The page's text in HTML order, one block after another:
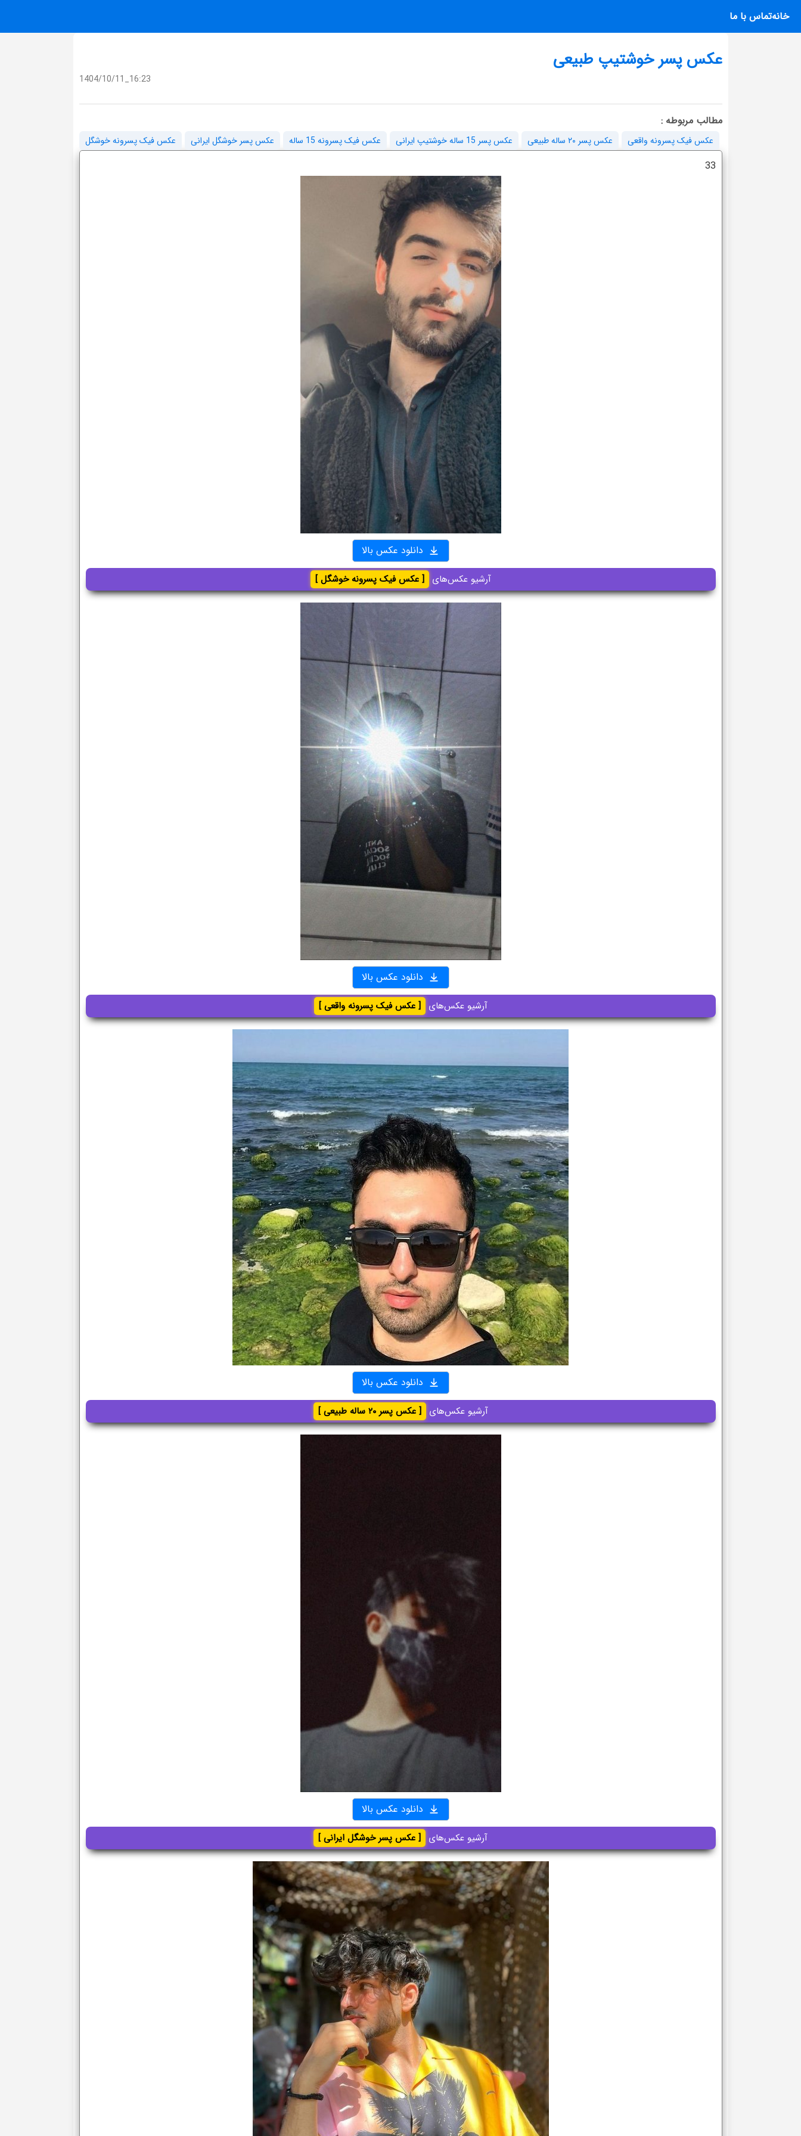
خانهتماس با ما
عکس پسر خوشتیپ طبیعی
1404/10/11_16:23
مطالب مربوطه :
عکس فیک پسرونه واقعی عکس پسر ۲۰ ساله طبیعی عکس پسر 15 ساله خوشتیپ ایرانی عکس فیک پسرونه 15 ساله عکس پسر خوشگل ایرانی عکس فیک پسرونه خوشگل
33
دانلود عکس بالا
آرشیو عکس‌های [ عکس فیک پسرونه خوشگل ]
دانلود عکس بالا
آرشیو عکس‌های [ عکس فیک پسرونه واقعی ]
دانلود عکس بالا
آرشیو عکس‌های [ عکس پسر ۲۰ ساله طبیعی ]
دانلود عکس بالا
آرشیو عکس‌های [ عکس پسر خوشگل ایرانی ]